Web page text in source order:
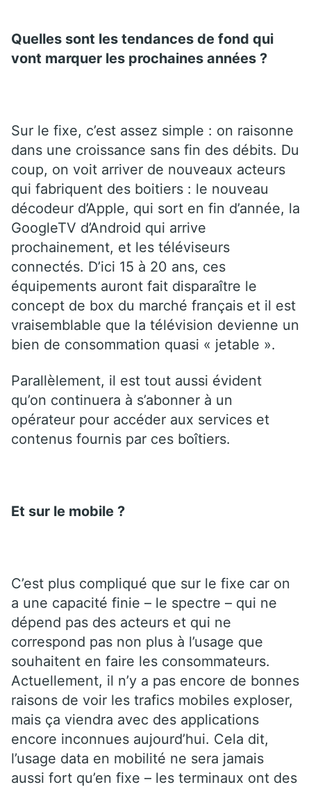
Quelles sont les tendances de fond qui
vont marquer les prochaines années ?
Sur le fixe, c’est assez simple : on raisonne
dans une croissance sans fin des débits. Du
coup, on voit arriver de nouveaux acteurs
qui fabriquent des boitiers : le nouveau
décodeur d’Apple, qui sort en fin d’année, la
GoogleTV d’Android qui arrive
prochainement, et les téléviseurs
connectés. D’ici 15 à 20 ans, ces
équipements auront fait disparaître le
concept de box du marché français et il est
vraisemblable que la télévision devienne un
bien de consommation quasi « jetable ».
Parallèlement, il est tout aussi évident
qu’on continuera à s’abonner à un
opérateur pour accéder aux services et
contenus fournis par ces boîtiers.
Et sur le mobile ?
C’est plus compliqué que sur le fixe car on
a une capacité finie – le spectre – qui ne
dépend pas des acteurs et qui ne
correspond pas non plus à l’usage que
souhaitent en faire les consommateurs.
Actuellement, il n’y a pas encore de bonnes
raisons de voir les trafics mobiles exploser,
mais ça viendra avec des applications
encore inconnues aujourd’hui. Cela dit,
l’usage data en mobilité ne sera jamais
aussi fort qu’en fixe – les terminaux ont des